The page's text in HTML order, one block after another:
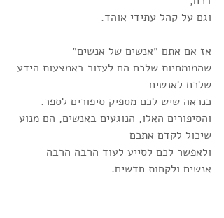
וגם על קהל עתידי אוהד.
אז אם אתם ״אנשים של אנשים״
שהמומחיות שלכם הם לעזור באמצעות הידע
שלכם לאנשים
כנראה שיש לכם מספיק סיפורים לספר.
והסיפורים האלו, הנוגעים באנשים, הם מנוע
שיכול לקדם אתכם
ולאפשר לכם לסייע לעוד הרבה הרבה
אנשים ולקחות חדשים.